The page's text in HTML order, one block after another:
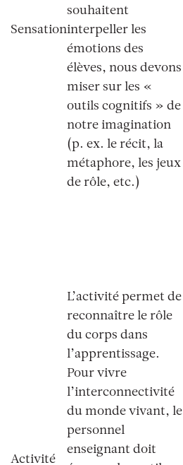
Sensation
souhaitent
interpeller les
émotions des
élèves, nous devons
miser sur les «
outils cognitifs » de
notre imagination
(p. ex. le récit, la
métaphore, les jeux
de rôle, etc.)
Activité
L’activité permet de
reconnaître le rôle
du corps dans
l’apprentissage.
Pour vivre
l’interconnectivité
du monde vivant, le
personnel
enseignant doit